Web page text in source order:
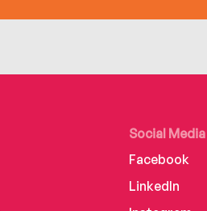
Social Media
Facebook
LinkedIn